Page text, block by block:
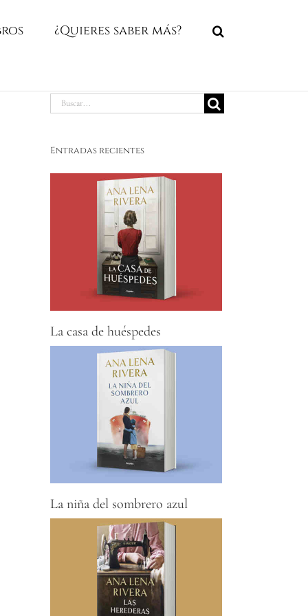
¿Quieres saber más?
Buscar:
Entradas recientes
La casa de huéspedes
La niña del sombrero azul